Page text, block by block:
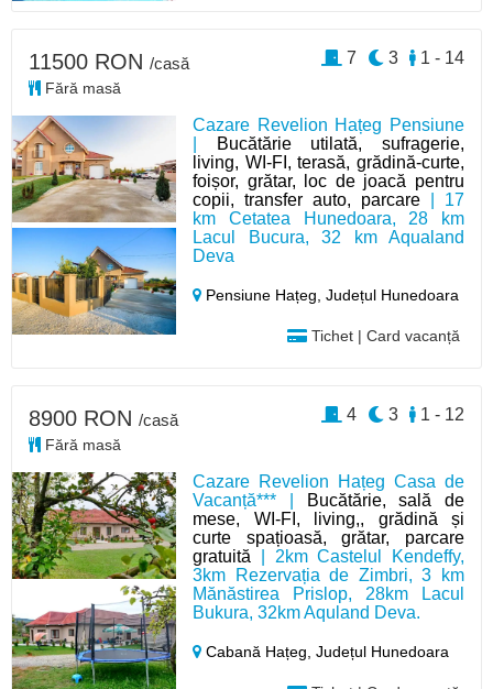
Cazare Revelion Hațeg Pensiune
Bucătărie utilată, sufragerie,
living, WI-FI, terasă, grădină-curte,
foișor, grătar, loc de joacă pentru
copii, transfer auto, parcare | 17
km Cetatea Hunedoara, 28 km
Lacul Bucura, 32 km Aqualand
Deva
Pensiune Hațeg,Județul Hunedoara
Tichet | Card vacanță
11500 RON /casă
Fără masă
1 - 14
3
7
Cazare Revelion Hațeg Casa de
Vacanță*** |
Bucătărie, sală de
mese, WI-FI, living,, grădină și
curte spațioasă, grătar, parcare
gratuită | 2km Castelul Kendeffy,
3km Rezervația de Zimbri, 3 km
Mănăstirea Prislop, 28km Lacul
Bukura, 32km Aquland Deva.
Cabană Hațeg,Județul Hunedoara
8900 RON /casă
Fără masă
1 - 12
3
4